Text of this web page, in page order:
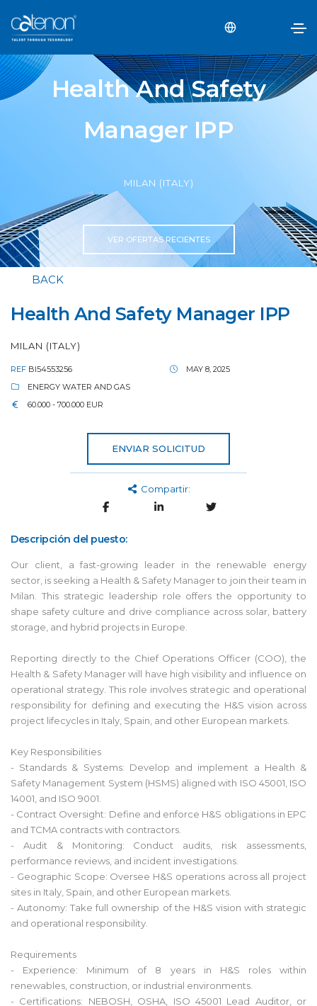
Health And Safety
Manager IPP
MILAN (ITALY)
VER OFERTAS RECIENTES
BACK
Health And Safety Manager IPP
MILAN (ITALY)
REF BI54553256
MAY 8, 2025
ENERGY WATER AND GAS
60.000 - 700.000 EUR
ENVIAR SOLICITUD
Compartir:
Descripción del puesto:
Our client, a fast-growing leader in the renewable energy
sector, is seeking a Health & Safety Manager to join their team in
Milan. This strategic leadership role offers the opportunity to
shape safety culture and drive compliance across solar, battery
storage, and hybrid projects in Europe.
Reporting directly to the Chief Operations Officer (COO), the
Health & Safety Manager will have high visibility and influence on
operational strategy. This role involves strategic and operational
responsibility for defining and executing the H&S vision across
project lifecycles in Italy, Spain, and other European markets.
Key Responsibilities
- Standards & Systems: Develop and implement a Health &
Safety Management System (HSMS) aligned with ISO 45001, ISO
14001, and ISO 9001.
- Contract Oversight: Define and enforce H&S obligations in EPC
and TCMA contracts with contractors.
- Audit & Monitoring: Conduct audits, risk assessments,
performance reviews, and incident investigations.
- Geographic Scope: Oversee H&S operations across all project
sites in Italy, Spain, and other European markets.
- Autonomy: Take full ownership of the H&S vision with strategic
and operational responsibility.
Requirements
- Experience: Minimum of 8 years in H&S roles within
renewables, construction, or industrial environments.
- Certifications: NEBOSH, OSHA, ISO 45001 Lead Auditor, or